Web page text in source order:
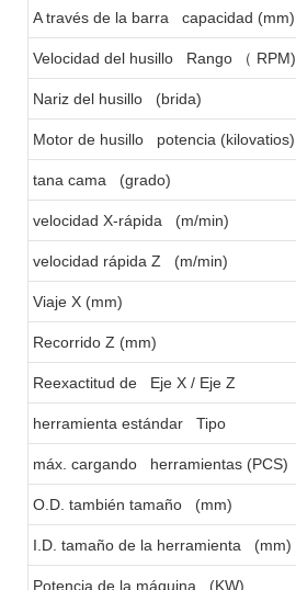
A través de la barra capacidad (mm)
Velocidad del husillo Rango （ RPM)
Nariz del husillo (brida)
Motor de husillo potencia (kilovatios)
tana cama (grado)
velocidad X-rápida (m/min)
velocidad rápida Z (m/min)
Viaje X (mm)
Recorrido Z (mm)
Reexactitud de Eje X / Eje Z
herramienta estándar Tipo
máx. cargando herramientas (PCS)
O.D. también tamaño (mm)
I.D. tamaño de la herramienta (mm)
Potencia de la máquina (KW)